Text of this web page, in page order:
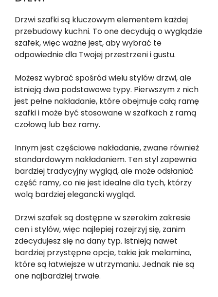
Drzwi szafki są kluczowym elementem każdej
przebudowy kuchni. To one decydują o wyglądzie
szafek, więc ważne jest, aby wybrać te
odpowiednie dla Twojej przestrzeni i gustu.
Możesz wybrać spośród wielu stylów drzwi, ale
istnieją dwa podstawowe typy. Pierwszym z nich
jest pełne nakładanie, które obejmuje całą ramę
szafki i może być stosowane w szafkach z ramą
czołową lub bez ramy.
Innym jest częściowe nakładanie, zwane również
standardowym nakładaniem. Ten styl zapewnia
bardziej tradycyjny wygląd, ale może odsłaniać
część ramy, co nie jest idealne dla tych, którzy
wolą bardziej elegancki wygląd.
Drzwi szafek są dostępne w szerokim zakresie
cen i stylów, więc najlepiej rozejrzyj się, zanim
zdecydujesz się na dany typ. Istnieją nawet
bardziej przystępne opcje, takie jak melamina,
które są łatwiejsze w utrzymaniu. Jednak nie są
one najbardziej trwałe.